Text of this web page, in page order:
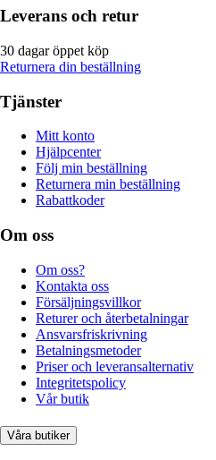
Leverans och retur
30 dagar öppet köp
Returnera din beställning
Tjänster
Mitt konto
Hjälpcenter
Följ min beställning
Returnera min beställning
Rabattkoder
Om oss
Om oss?
Kontakta oss
Försäljningsvillkor
Returer och återbetalningar
Ansvarsfriskrivning
Betalningsmetoder
Priser och leveransalternativ
Integritetspolicy
Vår butik
Våra butiker